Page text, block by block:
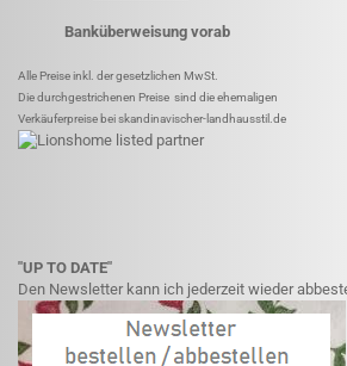
Banküberweisung vorab
Alle Preise inkl. der gesetzlichen MwSt.
Die durchgestrichenen Preise sind die ehemaligen
Verkäuferpreise bei skandinavischer-landhausstil.de
"UP TO DATE"
Den Newsletter kann ich jederzeit wieder